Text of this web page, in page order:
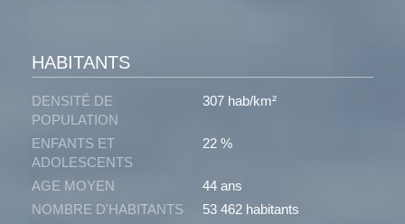
HABITANTS
DENSITÉ DE
POPULATION
307 hab/km²
ENFANTS ET
ADOLESCENTS
22 %
AGE MOYEN
44 ans
NOMBRE D'HABITANTS
53 462 habitants